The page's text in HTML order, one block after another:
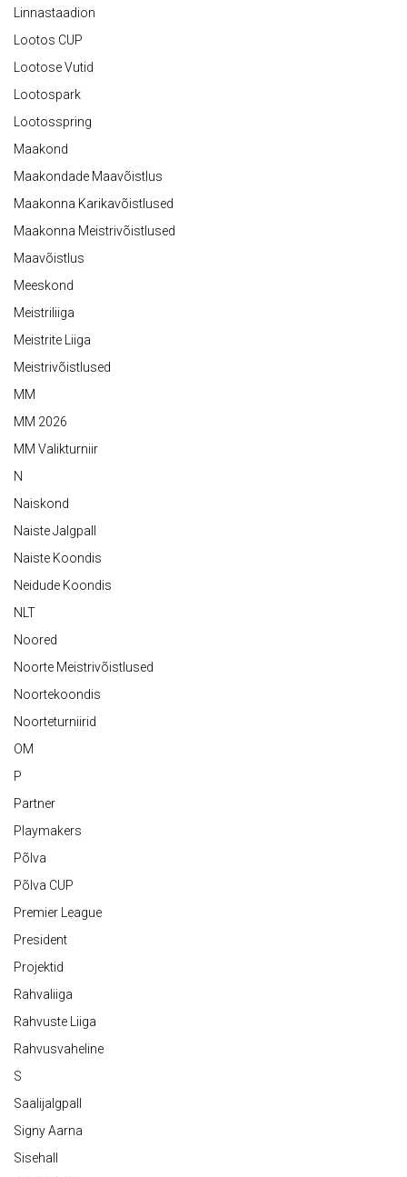
Linnastaadion
Lootos CUP
Lootose Vutid
Lootospark
Lootosspring
Maakond
Maakondade Maavõistlus
Maakonna Karikavõistlused
Maakonna Meistrivõistlused
Maavõistlus
Meeskond
Meistriliiga
Meistrite Liiga
Meistrivõistlused
MM
MM 2026
MM Valikturniir
N
Naiskond
Naiste Jalgpall
Naiste Koondis
Neidude Koondis
NLT
Noored
Noorte Meistrivõistlused
Noortekoondis
Noorteturniirid
OM
P
Partner
Playmakers
Põlva
Põlva CUP
Premier League
President
Projektid
Rahvaliiga
Rahvuste Liiga
Rahvusvaheline
S
Saalijalgpall
Signy Aarna
Sisehall